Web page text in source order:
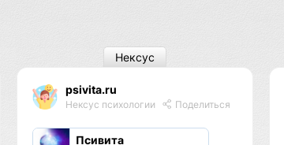
psivita.ru
Нексус психологии Поделиться
Псивита
Нексус